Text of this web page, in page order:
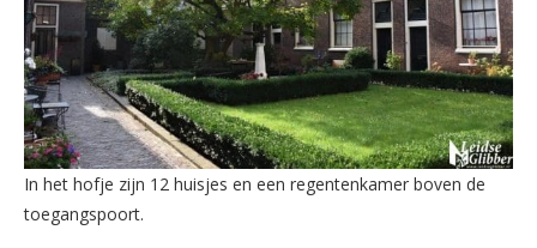
In het hofje zijn 12 huisjes en een regentenkamer boven de
toegangspoort.